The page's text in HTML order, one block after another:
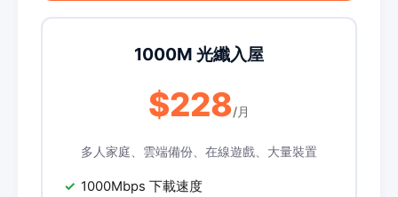
1000M 光纖入屋
$228/月
多人家庭、雲端備份、在線遊戲、大量裝置
1000Mbps 下載速度